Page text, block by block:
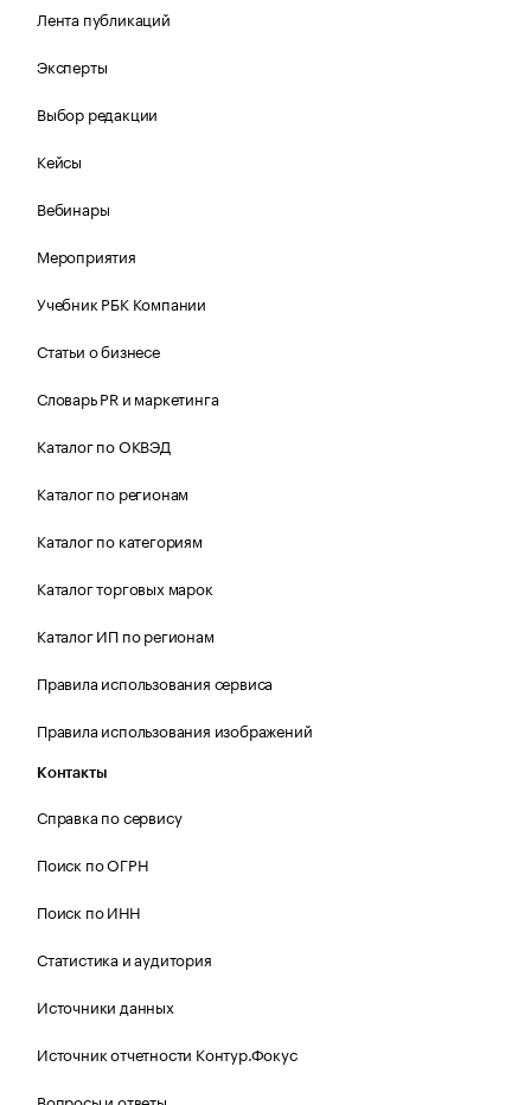
Лента публикаций
Эксперты
Выбор редакции
Кейсы
Вебинары
Мероприятия
Учебник РБК Компании
Статьи о бизнесе
Словарь PR и маркетинга
Каталог по ОКВЭД
Каталог по регионам
Каталог по категориям
Каталог торговых марок
Каталог ИП по регионам
Правила использования сервиса
Правила использования изображений
Контакты
Справка по сервису
Поиск по ОГРН
Поиск по ИНН
Статистика и аудитория
Источники данных
Источник отчетности Контур.Фокус